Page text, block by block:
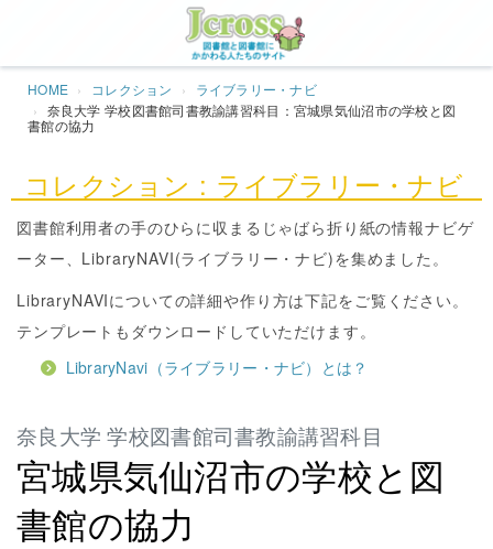
HOME コレクション
ライブラリー・ナビ
奈良大学 学校図書館司書教諭講習科目：宮城県気仙沼市の学校と図
書館の協力
コレクション : ライブラリー・ナビ
図書館利用者の手のひらに収まるじゃばら折り紙の情報ナビゲ
ーター、LibraryNAVI(ライブラリー・ナビ)を集めました。
LibraryNAVIについての詳細や作り方は下記をご覧ください。
テンプレートもダウンロードしていただけます。
LibraryNavi（ライブラリー・ナビ）とは？
奈良大学 学校図書館司書教諭講習科目
宮城県気仙沼市の学校と図
書館の協力